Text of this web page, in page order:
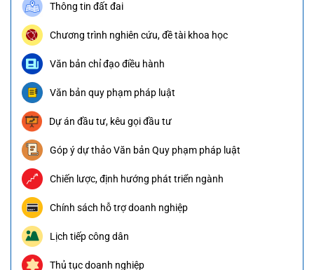
Thông tin đất đai
Chương trình nghiên cứu, đề tài khoa học
Văn bản chỉ đạo điều hành
Văn bản quy phạm pháp luật
Dự án đầu tư, kêu gọi đầu tư
Góp ý dự thảo Văn bản Quy phạm pháp luật
Chiến lược, định hướng phát triển ngành
Chính sách hỗ trợ doanh nghiệp
Lịch tiếp công dân
Thủ tục doanh nghiệp